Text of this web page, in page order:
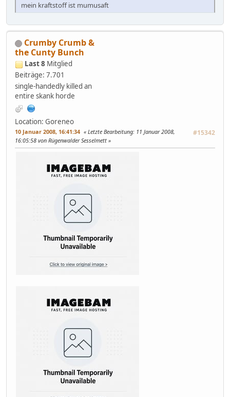
mein kraftstoff ist mumusaft
Crumby Crumb &
the Cunty Bunch
Last 8 Mitglied
Beiträge: 7.701
single-handedly killed an
entire skank horde
Location: Goreneo
10 Januar 2008, 16:41:34 #15342
Letzte Bearbeitung: 11 Januar 2008,
16:05:58 von Rügenwalder Sesselmett